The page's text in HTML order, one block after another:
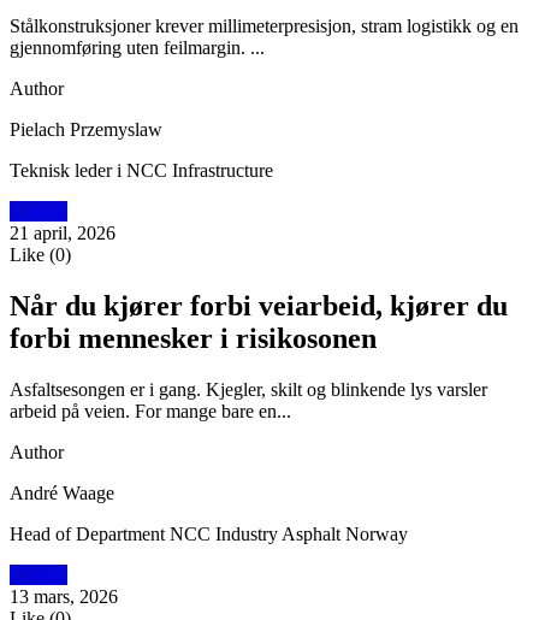
Stålkonstruksjoner krever millimeterpresisjon, stram logistikk og en
gjennomføring uten feilmargin. ...
Author
Pielach Przemyslaw
Teknisk leder i NCC Infrastructure
Utblikk
21 april, 2026
Like (0)
Når du kjører forbi veiarbeid, kjører du
forbi mennesker i risikosonen
Asfaltsesongen er i gang. Kjegler, skilt og blinkende lys varsler
arbeid på veien. For mange bare en...
Author
André Waage
Head of Department NCC Industry Asphalt Norway
Utblikk
13 mars, 2026